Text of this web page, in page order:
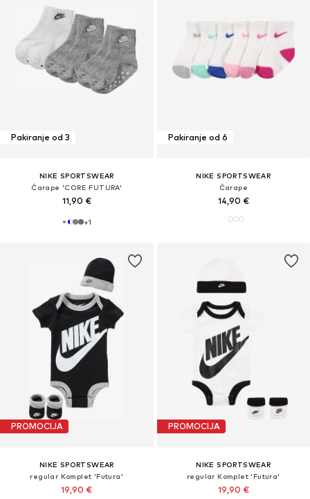
Pakiranje od 3
NIKE SPORTSWEAR
Čarape 'CORE FUTURA'
11,90 €
+1
Pakiranje od 6
NIKE SPORTSWEAR
Čarape
14,90 €
PROMOCIJA
NIKE SPORTSWEAR
regular Komplet 'Futura'
19,90 €
PROMOCIJA
NIKE SPORTSWEAR
regular Komplet 'Futura'
19,90 €